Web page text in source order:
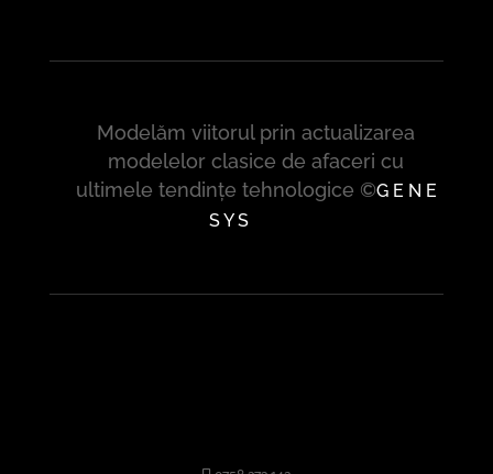
Modelăm viitorul prin actualizarea
modelelor clasice de afaceri cu
ultimele tendințe tehnologice ©G E N E
S Y S